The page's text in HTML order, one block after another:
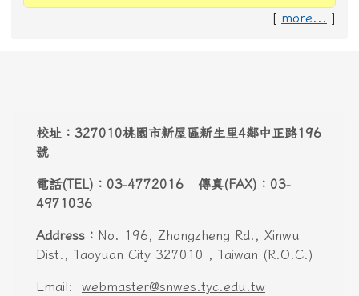
[ more... ]
校址：327010桃園市新屋區新生里4鄰中正路196
號
電話(TEL)：03-4772016 傳真(FAX)：03-
4971036
Address： No. 196, Zhongzheng Rd., Xinwu
Dist., Taoyuan City 327010 , Taiwan (R.O.C.)
Email: webmaster@snwes.tyc.edu.tw